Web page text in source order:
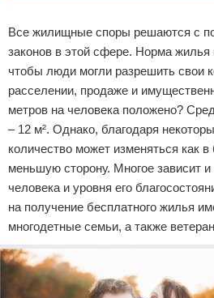
Все жилищные споры решаются с
законов в этой сфере. Норма жилья
чтобы люди могли разрешить свои
расселении, продаже и
метров на человека положено?
– 12 м². Однако, благодаря
количество может изменяться как
меньшую сторону. Многое зависит
человека и уровня его
на получение бесплатного жилья
многодетные семьи, а также